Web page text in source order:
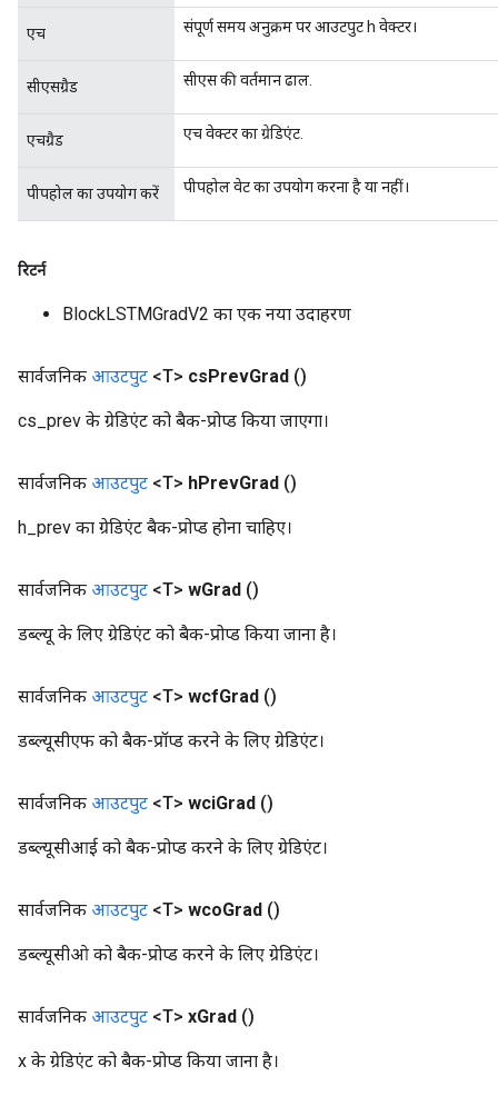
एच संपूर्ण समय अनुक्रम पर आउटपुट h वेक्टर।
सीएसग्रैड सीएस की वर्तमान ढाल.
एचग्रैड एच वेक्टर का ग्रेडिएंट.
पीपहोल का उपयोग करें पीपहोल वेट का उपयोग करना है या नहीं।
रिटर्न
BlockLSTMGradV2 का एक नया उदाहरण
सार्वजनिक आउटपुट <T> csPrevGrad ()
cs_prev के ग्रेडिएंट को बैक-प्रोप्ड किया जाएगा।
सार्वजनिक आउटपुट <T> hPrevGrad ()
h_prev का ग्रेडिएंट बैक-प्रोप्ड होना चाहिए।
सार्वजनिक आउटपुट <T> wGrad ()
डब्ल्यू के लिए ग्रेडिएंट को बैक-प्रोप्ड किया जाना है।
सार्वजनिक आउटपुट <T> wcfGrad ()
डब्ल्यूसीएफ को बैक-प्रॉप्ड करने के लिए ग्रेडिएंट।
सार्वजनिक आउटपुट <T> wciGrad ()
डब्ल्यूसीआई को बैक-प्रोप्ड करने के लिए ग्रेडिएंट।
सार्वजनिक आउटपुट <T> wcoGrad ()
डब्ल्यूसीओ को बैक-प्रोप्ड करने के लिए ग्रेडिएंट।
सार्वजनिक आउटपुट <T> xGrad ()
x के ग्रेडिएंट को बैक-प्रोप्ड किया जाना है।